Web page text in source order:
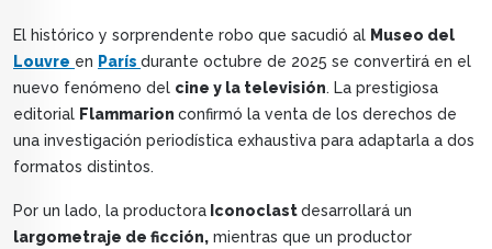
El histórico y sorprendente robo que sacudió al Museo del
Louvre en París durante octubre de 2025 se convertirá en el
nuevo fenómeno del cine y la televisión. La prestigiosa
editorial Flammarion confirmó la venta de los derechos de
una investigación periodística exhaustiva para adaptarla a dos
formatos distintos.
Por un lado, la productora Iconoclastdesarrollará un
largometraje de ficción, mientras que un productor